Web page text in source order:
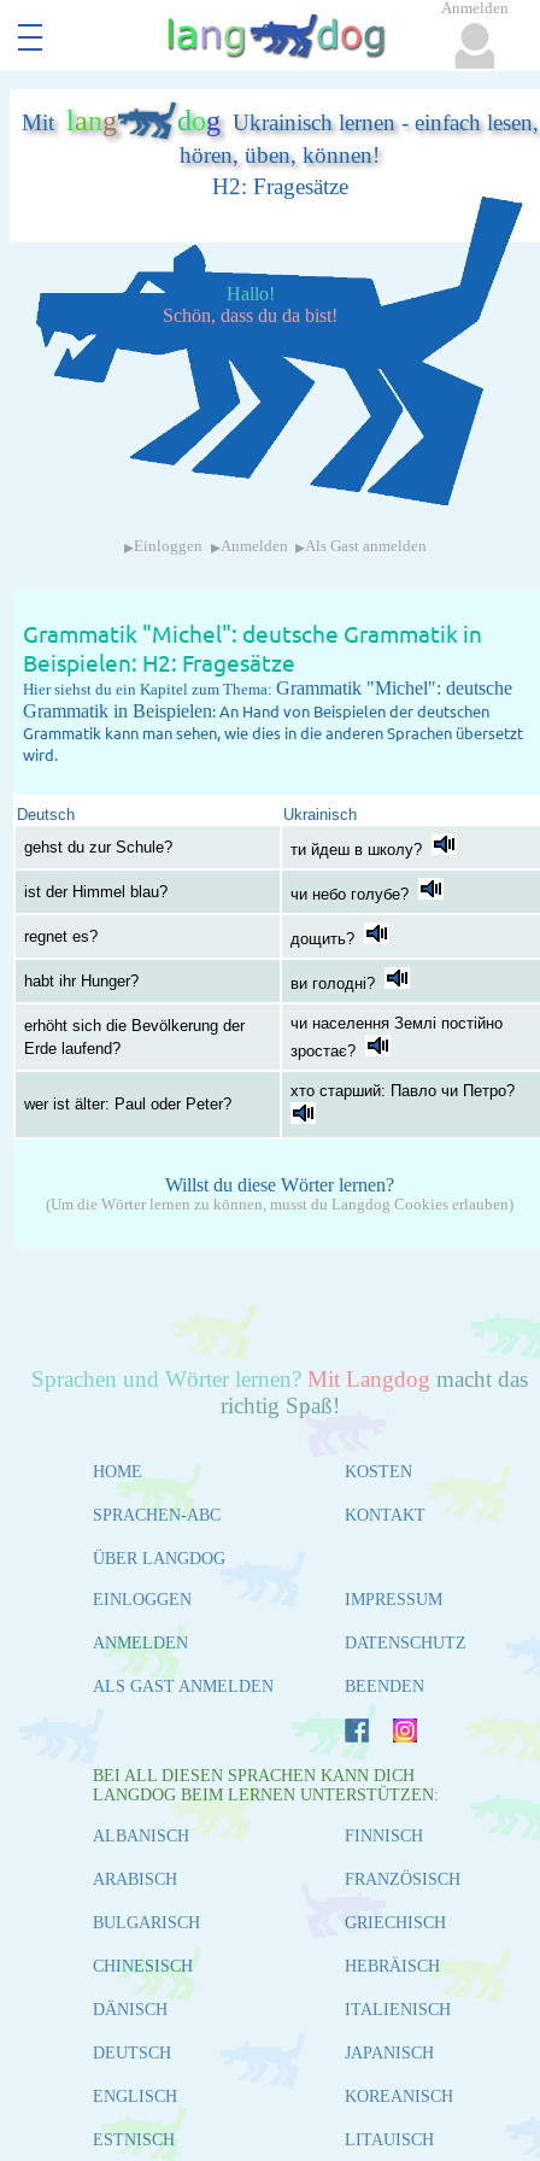
Mit lang dogUkrainisch lernen - einfach lesen,
hören, üben, können!
H2: Fragesätze
Hallo!
Schön, dass du da bist!
▸ Einloggen ▸Anmelden ▸Als Gast anmelden
Grammatik "Michel": deutsche Grammatik in
Beispielen: H2: Fragesätze
Hier siehst du ein Kapitel zum Thema:Grammatik "Michel": deutsche
Grammatik in Beispielen: An Hand von Beispielen der deutschen
Grammatik kann man sehen, wie dies in die anderen Sprachen übersetzt
wird.
Deutsch
Ukrainisch
gehst du zur Schule?
ти йдеш в школу?
ist der Himmel blau? чи небо голубе?
regnet es? дощить?
habt ihr Hunger? ви голодні?
erhöht sich die Bevölkerung der
Erde laufend?
чи населення Землі постійно
зростає?
wer ist älter: Paul oder Peter?
хто старший: Павло чи Петро?
Willst du diese Wörter lernen?
(Um die Wörter lernen zu können, musst du Langdog Cookies erlauben)
Sprachen und Wörter lernen? Mit Langdog macht das
richtig Spaß!
HOME
SPRACHEN-ABC
ÜBER LANGDOG
KOSTEN
KONTAKT
EINLOGGEN
ANMELDEN
ALS GAST ANMELDEN
IMPRESSUM
DATENSCHUTZ
BEENDEN
BEI ALL DIESEN SPRACHEN KANN DICH
LANGDOG BEIM LERNEN UNTERSTÜTZEN:
ALBANISCH
ARABISCH
BULGARISCH
CHINESISCH
DÄNISCH
DEUTSCH
ENGLISCH
ESTNISCH
FINNISCH
FRANZÖSISCH
GRIECHISCH
HEBRÄISCH
ITALIENISCH
JAPANISCH
KOREANISCH
LITAUISCH
Anmelden